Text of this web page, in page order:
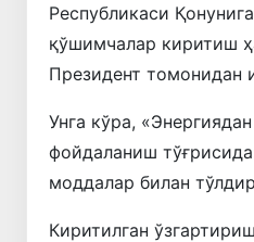
Республикаси
қўшимчалар киритиш
Президент томонидан
Унга кўра,
фойдаланиш
моддалар билан
Киритилган